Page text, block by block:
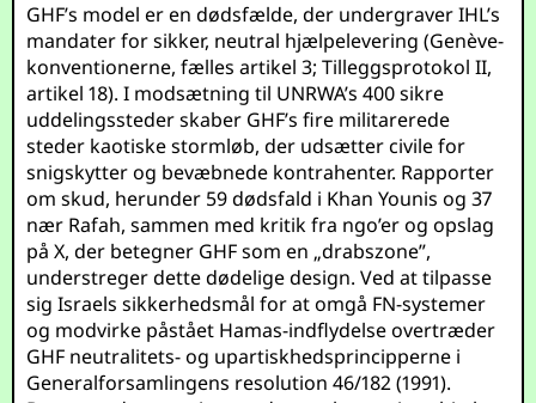
GHF’s model er en dødsfælde, der undergraver IHL’s
mandater for sikker, neutral hjælpelevering (Genève-
konventionerne, fælles artikel 3; Tilleggsprotokol II,
artikel 18). I modsætning til UNRWA’s 400 sikre
uddelingssteder skaber GHF’s fire militarerede
steder kaotiske stormløb, der udsætter civile for
snigskytter og bevæbnede kontrahenter. Rapporter
om skud, herunder 59 dødsfald i Khan Younis og 37
nær Rafah, sammen med kritik fra ngo’er og opslag
på X, der betegner GHF som en „drabszone”,
understreger dette dødelige design. Ved at tilpasse
sig Israels sikkerhedsmål for at omgå FN-systemer
og modvirke påstået Hamas-indflydelse overtræder
GHF neutralitets- og upartiskhedsprincipperne i
Generalforsamlingens resolution 46/182 (1991).